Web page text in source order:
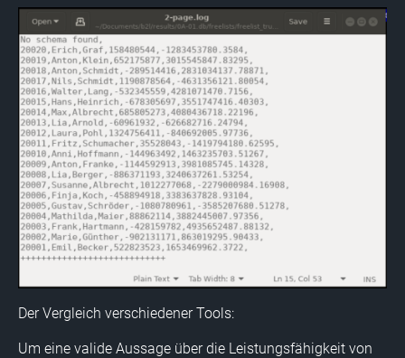
Der Vergleich verschiedener Tools:
Um eine valide Aussage über die Leistungsfähigkeit von